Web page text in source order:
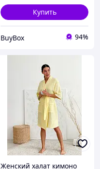
Купить
BuyBox 94%
Женский халат кимоно